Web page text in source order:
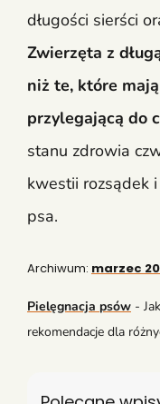
długości sierści
Zwierzęta z
niż te, które
przylegającą do
stanu zdrowia
kwestii rozsądek
psa.
Archiwum: marzec
Pielęgnacja psów -
rekomendacje dla